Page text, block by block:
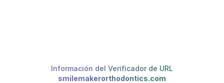
Información del Verificador de URL
smilemakerorthodontics.com